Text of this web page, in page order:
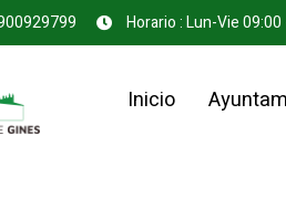
Horario : Lun-Vie 09:00
Inicio